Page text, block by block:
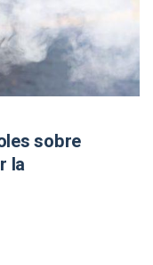
sobre
la